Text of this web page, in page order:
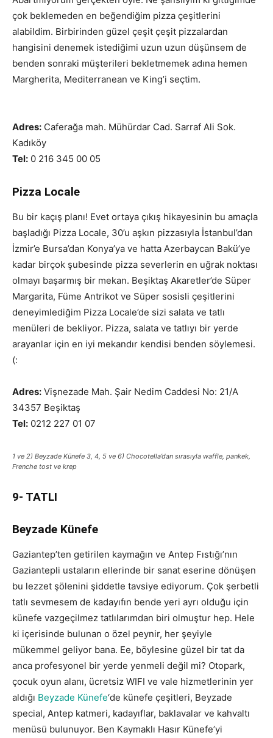
çok beklemeden en beğendiğim pizza çeşitlerini
alabildim. Birbirinden güzel çeşit çeşit pizzalardan
hangisini denemek istediğimi uzun uzun düşünsem de
benden sonraki müşterileri bekletmemek adına hemen
Margherita, Mediterranean ve King’i seçtim.
Adres: Caferağa mah. Mühürdar Cad. Sarraf Ali Sok.
Kadıköy
Tel: 0 216 345 00 05
Pizza Locale
Bu bir kaçış planı! Evet ortaya çıkış hikayesinin bu amaçla
başladığı Pizza Locale, 30’u aşkın pizzasıyla İstanbul’dan
İzmir’e Bursa’dan Konya’ya ve hatta Azerbaycan Bakü’ye
kadar birçok şubesinde pizza severlerin en uğrak noktası
olmayı başarmış bir mekan. Beşiktaş Akaretler’de Süper
Margarita, Füme Antrikot ve Süper sosisli çeşitlerini
deneyimlediğim Pizza Locale’de sizi salata ve tatlı
menüleri de bekliyor. Pizza, salata ve tatlıyı bir yerde
arayanlar için en iyi mekandır kendisi benden söylemesi.
(:
Adres: Vişnezade Mah. Şair Nedim Caddesi No: 21/A
34357 Beşiktaş
Tel: 0212 227 01 07
1 ve 2) Beyzade Künefe 3, 4, 5 ve 6) Chocotella’dan sırasıyla waffle, pankek,
Frenche tost ve krep
9- TATLI
Beyzade Künefe
Gaziantep’ten getirilen kaymağın ve Antep Fıstığı’nın
Gaziantepli ustaların ellerinde bir sanat eserine dönüşen
bu lezzet şölenini şiddetle tavsiye ediyorum. Çok şerbetli
tatlı sevmesem de kadayıfın bende yeri ayrı olduğu için
künefe vazgeçilmez tatlılarımdan biri olmuştur hep. Hele
ki içerisinde bulunan o özel peynir, her şeyiyle
mükemmel geliyor bana. Ee, böylesine güzel bir tat da
anca profesyonel bir yerde yenmeli değil mi? Otopark,
çocuk oyun alanı, ücretsiz WIFI ve vale hizmetlerinin yer
aldığı Beyzade Künefe‘de künefe çeşitleri, Beyzade
special, Antep katmeri, kadayıflar, baklavalar ve kahvaltı
menüsü bulunuyor. Ben Kaymaklı Hasır Künefe’yi